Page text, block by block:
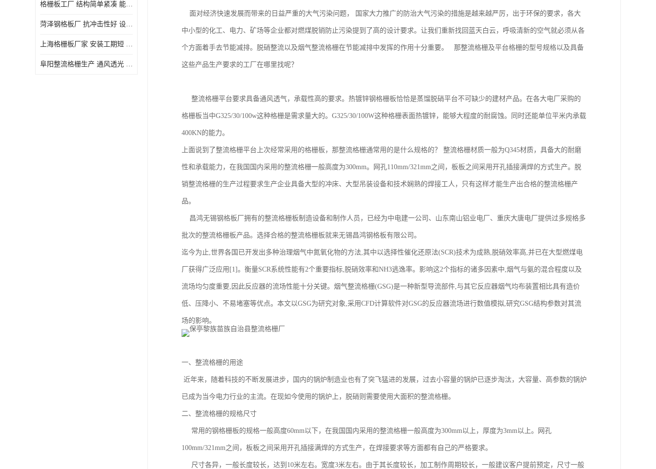
格栅板工厂 结构简单紧凑 能减少风力破坏
菏泽钢格板厂 抗冲击性好 设计规范 通风透光
上海格栅板厂家 安装工期短 通风好 减少风阻
阜阳整流格栅生产 通风透光 免清理和维护
面对经济快速发展而带来的日益严重的大气污染问题， 国家大力推广的防治大气污染的措施是越来越严厉，出于环保的要求，各大
中小型的化工、电力、矿场等企业都对燃煤脱销防止污染提到了高的设计要求。让我们重新找回蓝天白云，呼吸清新的空气就必须从各
个方面着手去节能减排。脱硝整流以及烟气整流格栅在节能减排中发挥的作用十分重要。 那整流格栅及平台格栅的型号规格以及具备
这些产品生产要求的工厂在哪里找呢？
整流格栅平台要求具备通风透气，承载性高的要求。热镀锌钢格栅板恰恰是蒸馏脱硝平台不可缺少的建材产品。在各大电厂采购的
格栅板当中G325/30/100w这种格栅是需求量大的。G325/30/100W这种格栅表面热镀锌，能够大程度的耐腐蚀。同时还能单位平米内承载
400KN的能力。
上面说到了整流格栅平台上次经常采用的格栅板，那整流格栅通常用的是什么规格的？ 整流格栅材质一般为Q345材质，具备大的耐磨
性和承载能力，在我国国内采用的整流格栅一般高度为300mm。网孔110mm/321mm之间，板板之间采用开孔插接满焊的方式生产。脱
销整流格栅的生产过程要求生产企业具备大型的冲床、大型吊装设备和技术娴熟的焊接工人，只有这样才能生产出合格的整流格栅产
品。
昌鸿无锡钢格板厂拥有的整流格栅板制造设备和制作人员，已经为中电建一公司、山东南山铝业电厂、重庆大唐电厂提供过多规格多
批次的整流格栅板产品。选择合格的整流格栅板就来无锡昌鸿钢格板有限公司。
迄今为止,世界各国已开发出多种治理烟气中氮氧化物的方法,其中以选择性催化还原法(SCR)技术为成熟,脱硝效率高,并已在大型燃煤电
厂获得广泛应用[1]。衡量SCR系统性能有2个重要指标,脱硝效率和NH3逃逸率。影响这2个指标的诸多因素中,烟气与氨的混合程度以及
流场均匀度重要,因此反应器的流场性能十分关键。烟气整流格栅(GSG)是一种新型导流部件,与其它反应器烟气均布装置相比具有造价
低、压降小、不易堵塞等优点。本文以GSG为研究对象,采用CFD计算软件对GSG的反应器流场进行数值模拟,研究GSG结构参数对其流
场的影响。
一、整流格栅的用途
近年来，随着科技的不断发展进步，国内的锅炉制造业也有了突飞猛进的发展，过去小容量的锅炉已逐步淘汰，大容量、高参数的锅炉
已成为当今电力行业的主流。在现如今使用的锅炉上，脱硝则需要使用大面积的整流格栅。
二、整流格栅的规格尺寸
常用的钢格栅板的规格一般高度60mm以下，在我国国内采用的整流格栅一般高度为300mm以上，厚度为3mm以上。网孔
100mm/321mm之间，板板之间采用开孔插接满焊的方式生产，在焊接要求等方面都有自己的严格要求。
尺寸各异，一般长度较长，达到10米左右。宽度3米左右。由于其长度较长，加工制作周期较长，一般建议客户提前预定，尺寸一般